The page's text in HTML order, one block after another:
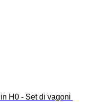
H0 - Set di vagoni